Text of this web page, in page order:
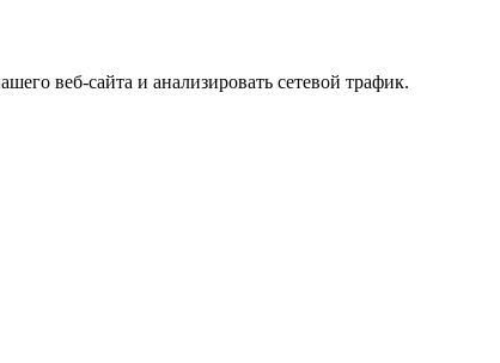
веб-сайта и анализировать сетевой трафик.